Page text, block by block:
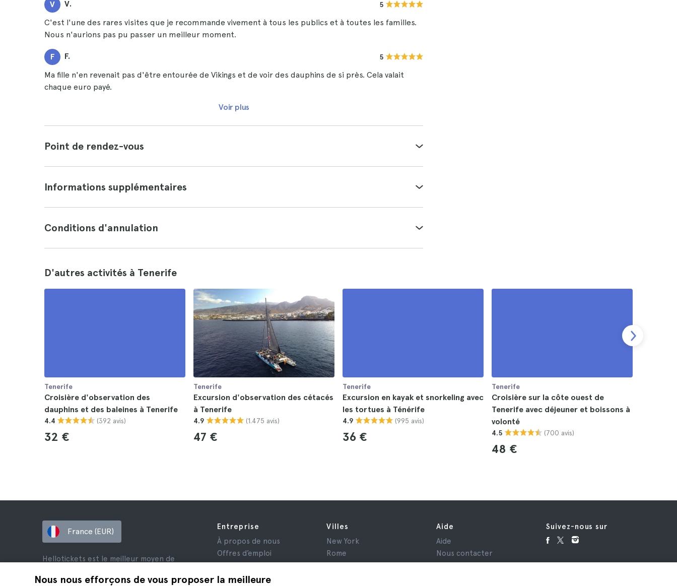
V V. 5
C'est l'une des rares visites que je recommande vivement à tous les publics et à toutes les familles.
Nous n'aurions pas pu passer un meilleur moment.
F F. 5
Ma fille n'en revenait pas d'être entourée de Vikings et de voir des dauphins de si près. Cela valait
chaque euro payé.
Voir plus
Point de rendez-vous
Informations supplémentaires
Conditions d'annulation
D'autres activités à Tenerife
Tenerife
Croisière d'observation des
dauphins et des baleines à Tenerife
4.4 (392 avis)
32 €
Tenerife
Excursion d'observation des cétacés
à Tenerife
4.9 (1.475 avis)
47 €
Tenerife
Excursion en kayak et snorkeling avec
les tortues à Ténérife
4.9 (995 avis)
36 €
Tenerife
Croisière sur la côte ouest de
Tenerife avec déjeuner et boissons à
volonté
4.5 (700 avis)
48 €
Nous nous efforçons de vous proposer la meilleure
France (EUR)
Hellotickets est le meilleur moyen de
dans le monde entier.
Entreprise
À propos de nous
Offres d’emploi
Affiliés
Avis
Villes
New York
Rome
Paris
Aide
Aide
Nous contacter
Suivez-nous sur